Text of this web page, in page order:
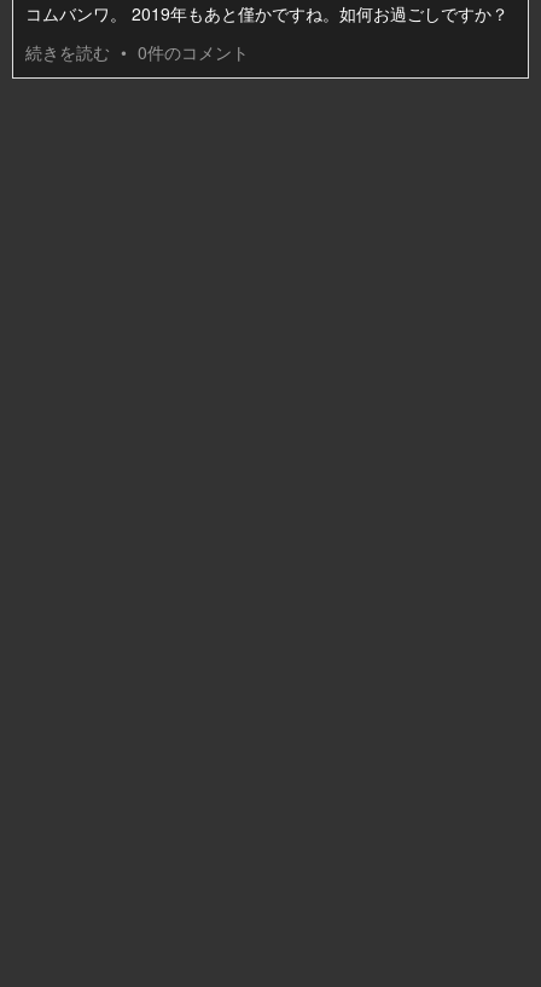
コムバンワ。 2019年もあと僅かですね。如何お過ごしですか？
続きを読む • 0件のコメント